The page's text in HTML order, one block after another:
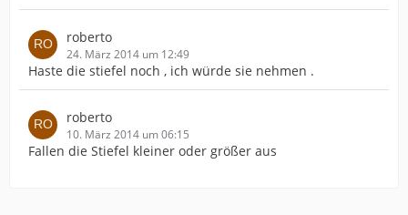
roberto
24. März 2014 um 12:49
Haste die stiefel noch , ich würde sie nehmen .
roberto
10. März 2014 um 06:15
Fallen die Stiefel kleiner oder größer aus